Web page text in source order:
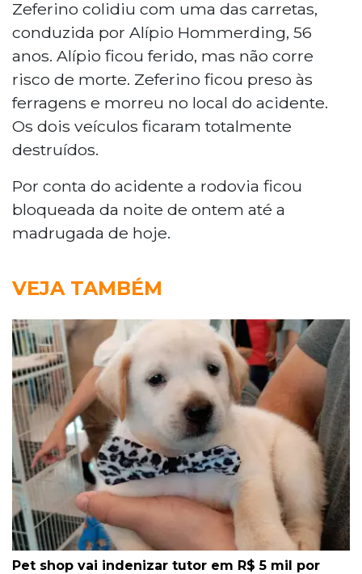
Zeferino colidiu com uma das carretas,
conduzida por Alípio Hommerding, 56
anos. Alípio ficou ferido, mas não corre
risco de morte. Zeferino ficou preso às
ferragens e morreu no local do acidente.
Os dois veículos ficaram totalmente
destruídos.
Por conta do acidente a rodovia ficou
bloqueada da noite de ontem até a
madrugada de hoje.
VEJA TAMBÉM
Pet shop vai indenizar tutor em R$ 5 mil por